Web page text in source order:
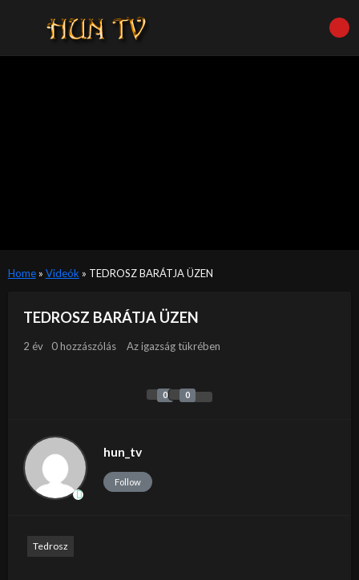
Home» Videók » TEDROSZ BARÁTJA ÜZEN
TEDROSZ BARÁTJA ÜZEN
2 év 0 hozzászólás Az igazság tükrében
0 0
hun_tv
Follow
Tedrosz